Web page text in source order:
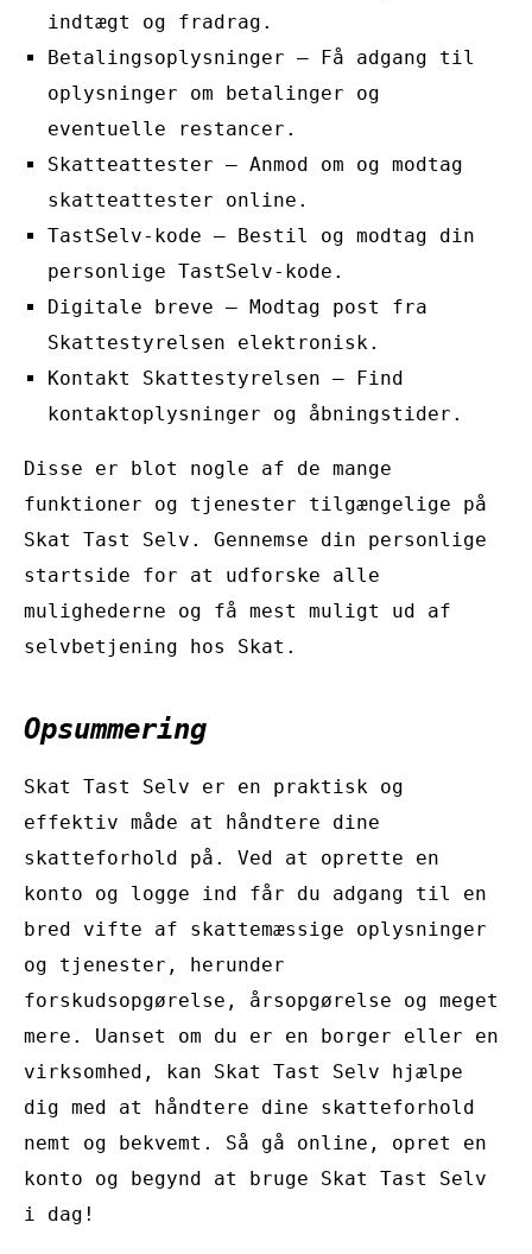
indtægt og fradrag.
Betalingsoplysninger – Få adgang til
oplysninger om betalinger og
eventuelle restancer.
Skatteattester – Anmod om og modtag
skatteattester online.
TastSelv-kode – Bestil og modtag din
personlige TastSelv-kode.
Digitale breve – Modtag post fra
Skattestyrelsen elektronisk.
Kontakt Skattestyrelsen – Find
kontaktoplysninger og åbningstider.
Disse er blot nogle af de mange
funktioner og tjenester tilgængelige på
Skat Tast Selv. Gennemse din personlige
startside for at udforske alle
mulighederne og få mest muligt ud af
selvbetjening hos Skat.
Opsummering
Skat Tast Selv er en praktisk og
effektiv måde at håndtere dine
skatteforhold på. Ved at oprette en
konto og logge ind får du adgang til en
bred vifte af skattemæssige oplysninger
og tjenester, herunder
forskudsopgørelse, årsopgørelse og meget
mere. Uanset om du er en borger eller en
virksomhed, kan Skat Tast Selv hjælpe
dig med at håndtere dine skatteforhold
nemt og bekvemt. Så gå online, opret en
konto og begynd at bruge Skat Tast Selv
i dag!